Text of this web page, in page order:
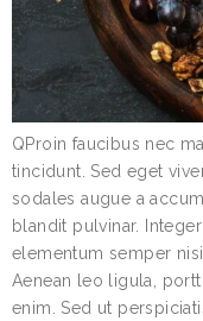
QProin faucibus nec
tincidunt. Sed eget
sodales augue a
blandit pulvinar.
elementum semper
Aenean leo ligula,
enim. Sed ut